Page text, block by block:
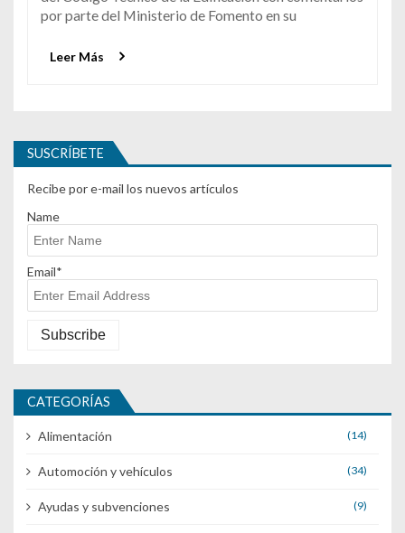
por parte del Ministerio de Fomento en su
Leer Más
SUSCRÍBETE
Recibe por e-mail los nuevos artículos
Name
Email*
CATEGORÍAS
Alimentación (14)
Automoción y vehículos (34)
Ayudas y subvenciones (9)